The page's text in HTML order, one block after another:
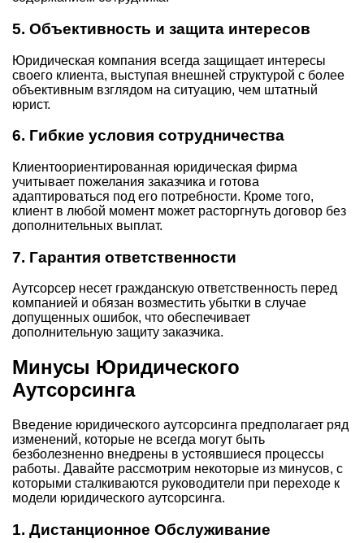
5. Объективность и защита интересов
Юридическая компания всегда защищает интересы
своего клиента, выступая внешней структурой с более
объективным взглядом на ситуацию, чем штатный
юрист.
6. Гибкие условия сотрудничества
Клиентоориентированная юридическая фирма
учитывает пожелания заказчика и готова
адаптироваться под его потребности. Кроме того,
клиент в любой момент может расторгнуть договор без
дополнительных выплат.
7. Гарантия ответственности
Аутсорсер несет гражданскую ответственность перед
компанией и обязан возместить убытки в случае
допущенных ошибок, что обеспечивает
дополнительную защиту заказчика.
Минусы Юридического
Аутсорсинга
Введение юридического аутсорсинга предполагает ряд
изменений, которые не всегда могут быть
безболезненно внедрены в устоявшиеся процессы
работы. Давайте рассмотрим некоторые из минусов, с
которыми сталкиваются руководители при переходе к
модели юридического аутсорсинга.
1. Дистанционное Обслуживание